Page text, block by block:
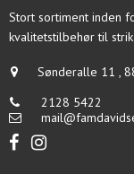
Stort sortiment inden
kvalitetstilbehør til
Sønderalle 11 ,
2128 5422